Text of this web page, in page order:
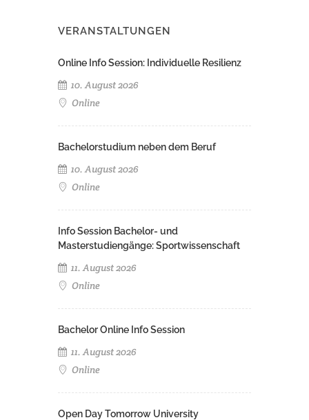
VERANSTALTUNGEN
Online Info Session: Individuelle Resilienz
10. August 2026
Online
Bachelorstudium neben dem Beruf
10. August 2026
Online
Info Session Bachelor- und
Masterstudiengänge: Sportwissenschaft
11. August 2026
Online
Bachelor Online Info Session
11. August 2026
Online
Open Day Tomorrow University